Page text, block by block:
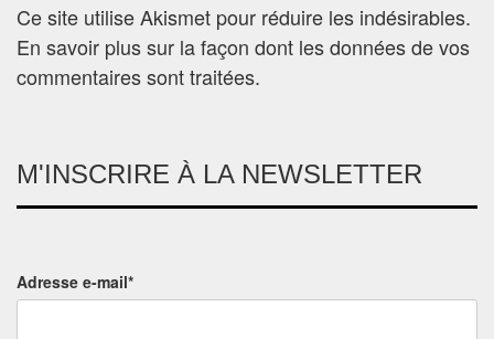
Ce site utilise Akismet pour réduire les indésirables.
En savoir plus sur la façon dont les données de vos
commentaires sont traitées.
M'INSCRIRE À LA NEWSLETTER
Adresse e-mail*